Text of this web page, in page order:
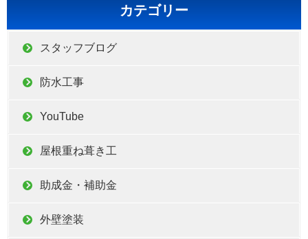
カテゴリー
スタッフブログ
防水工事
YouTube
屋根重ね葺き工
助成金・補助金
外壁塗装